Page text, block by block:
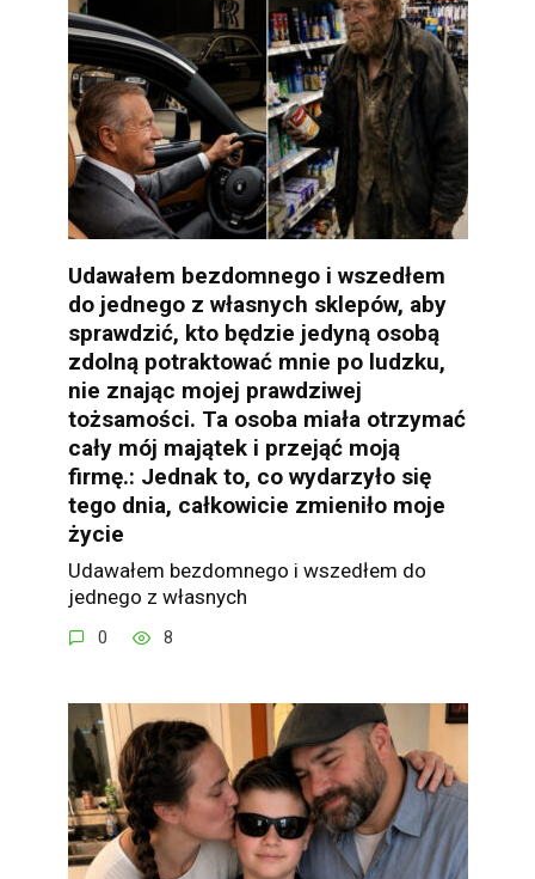
Udawałem bezdomnego i wszedłem
do jednego z własnych sklepów, aby
sprawdzić, kto będzie jedyną osobą
zdolną potraktować mnie po ludzku,
nie znając mojej prawdziwej
tożsamości. Ta osoba miała otrzymać
cały mój majątek i przejąć moją
firmę.: Jednak to, co wydarzyło się
tego dnia, całkowicie zmieniło moje
życie
Udawałem bezdomnego i wszedłem do
jednego z własnych
0 8